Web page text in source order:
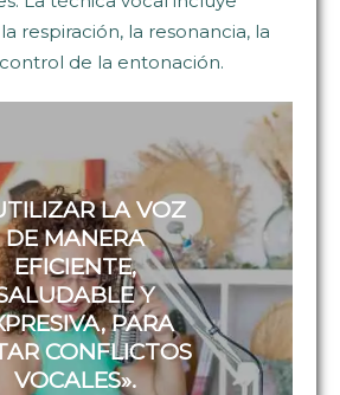
respiración, la resonancia, la
de la entonación.
LA VOZ
DE MANERA
EFICIENTE,
Y
PARA
CONFLICTOS
VOCALES».